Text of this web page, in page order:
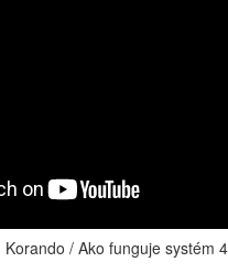
/ Ako funguje systém